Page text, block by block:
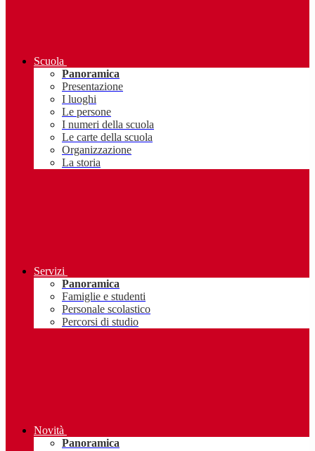
Scuola
Panoramica
Presentazione
I luoghi
Le persone
I numeri della scuola
Le carte della scuola
Organizzazione
La storia
Servizi
Panoramica
Famiglie e studenti
Personale scolastico
Percorsi di studio
Novità
Panoramica